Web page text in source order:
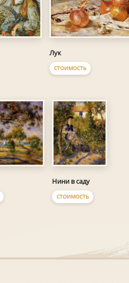
Лук
СТОИМОСТЬ
Нини в саду
СТОИМОСТЬ